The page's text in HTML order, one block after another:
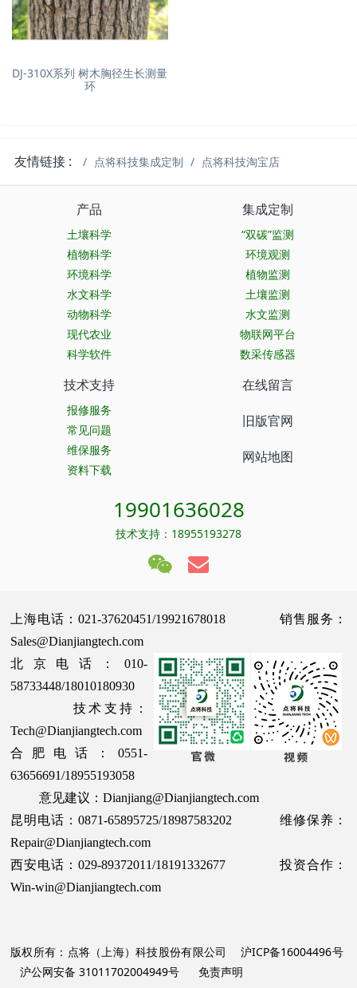
DJ-310X系列 树木胸径生长测量
环
友情链接 : 点将科技集成定制 点将科技淘宝店
产品
土壤科学
植物科学
环境科学
水文科学
动物科学
现代农业
科学软件
集成定制
“双碳”监测
环境观测
植物监测
土壤监测
水文监测
物联网平台
数采传感器
技术支持
报修服务
常见问题
维保服务
资料下载
在线留言
旧版官网
网站地图
19901636028
技术支持：18955193278
上海电话：021-37620451/19921678018 销售服务：
Sales@Dianjiangtech.com
北京电话：010-
58733448/18010180930
技术支持：
Tech@Dianjiangtech.com
合肥电话：0551-
63656691/18955193058
意见建议：Dianjiang@Dianjiangtech.com
昆明电话：0871-65895725/18987583202 维修保养：
Repair@Dianjiangtech.com
西安电话：029-89372011/18191332677 投资合作：
Win-win@Dianjiangtech.com
版权所有：点将（上海）科技股份有限公司 沪ICP备16004496号
沪公网安备 31011702004949号
免责声明